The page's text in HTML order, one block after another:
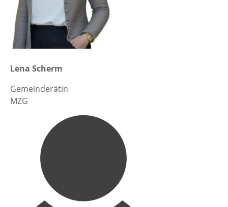
Lena Scherm
Gemeinderätin
MZG